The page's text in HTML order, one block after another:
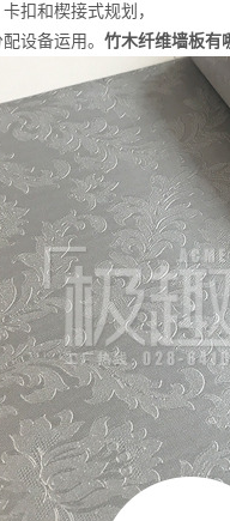
扣和楔接式规划，
设备运用。 竹木纤维墙板有